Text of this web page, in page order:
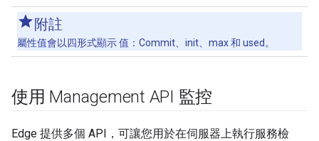
附註
屬性值會以四形式顯示 值：Commit、init、max 和 used。
使用 Management API 監控
Edge 提供多個 API，可讓您用於在伺服器上執行服務檢